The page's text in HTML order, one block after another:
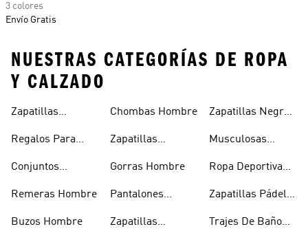
3 colores
Envío Gratis
NUESTRAS CATEGORÍAS DE ROPA
Y CALZADO
Zapatillas
Regalos Para
Conjuntos
Hombre
Remeras Hombre
Buzos Hombre
Hombre
Chombas Hombre
Zapatillas
Gorras Hombre
Pantalones
Hombre
Zapatillas
Zapatillas Negras
Musculosas
Ropa Deportiva
Zapatillas Pádel
Trajes De Baño